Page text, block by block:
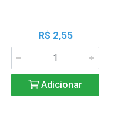
R$ 2,55
Adicionar